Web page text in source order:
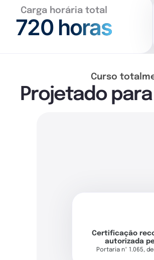
Carga horária total
720horas
Curso
Projetado
Certificação
autorizada
Portaria nº 1.065,